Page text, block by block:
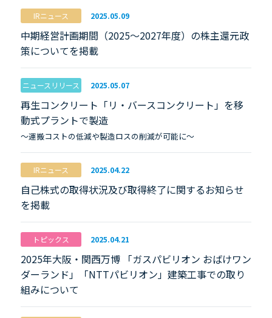
IRニュース 2025.05.09
中期経営計画期間（2025～2027年度）の株主還元政
策についてを掲載
ニュースリリース 2025.05.07
再生コンクリート「リ・バースコンクリート」を移
動式プラントで製造
～運搬コストの低減や製造ロスの削減が可能に～
IRニュース 2025.04.22
自己株式の取得状況及び取得終了に関するお知らせ
を掲載
トピックス 2025.04.21
2025年大阪・関西万博 「ガスパビリオン おばけワン
ダーランド」「NTTパビリオン」建築工事での取り
組みについて